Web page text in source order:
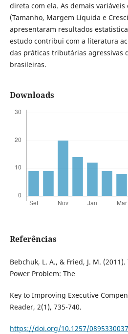
direta com ela. As demais
(Tamanho, Margem Líquida e
apresentaram resultados
estudo contribui com a literatura
das práticas tributárias agressivas
brasileiras.
Downloads
Referências
Bebchuk, L. A., & Fried, J. M.
Power Problem: The
Key to Improving Executive
Reader, 2(1), 735-740.
https://doi.org/10.1257/